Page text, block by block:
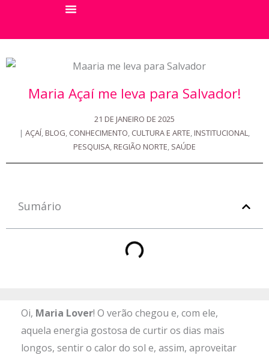
o
conteúdo
Maria Açaí me leva para Salvador!
21 DE JANEIRO DE 2025
| AÇAÍ, BLOG, CONHECIMENTO, CULTURA E ARTE, INSTITUCIONAL,
PESQUISA, REGIÃO NORTE, SAÚDE
Sumário
Oi, Maria Lover! O verão chegou e, com ele,
aquela energia gostosa de curtir os dias mais
longos, sentir o calor do sol e, assim, aproveitar